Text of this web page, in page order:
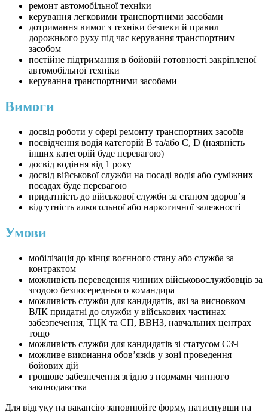
ремонт автомобільної техніки
керування легковими транспортними засобами
дотримання вимог з техніки безпеки й правил
дорожнього руху під час керування транспортним
засобом
постійне підтримання в бойовій готовності закріпленої
автомобільної техніки
керування транспортними засобами
Вимоги
досвід роботи у сфері ремонту транспортних засобів
посвідчення водія категорій В та/або С, D (наявність
інших категорій буде перевагою)
досвід водіння від 1 року
досвід військової служби на посаді водія або суміжних
посадах буде перевагою
придатність до військової служби за станом здоров’я
відсутність алкогольної або наркотичної залежності
Умови
мобілізація до кінця воєнного стану або служба за
контрактом
можливість переведення чинних військовослужбовців за
згодою безпосереднього командира
можливість служби для кандидатів, які за висновком
ВЛК придатні до служби у військових частинах
забезпечення, ТЦК та СП, ВВНЗ, навчальних центрах
тощо
можливість служби для кандидатів зі статусом СЗЧ
можливе виконання обов’язків у зоні проведення
бойових дій
грошове забезпечення згідно з нормами чинного
законодавства
Для відгуку на вакансію заповнюйте форму, натиснувши на